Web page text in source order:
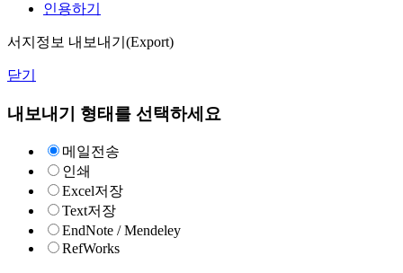
인용하기
서지정보 내보내기(Export)
닫기
내보내기 형태를 선택하세요
메일전송
인쇄
Excel저장
Text저장
EndNote / Mendeley
RefWorks